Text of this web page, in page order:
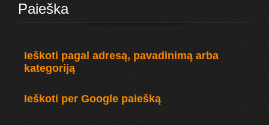
Paieška
Ieškoti pagal adresą, pavadinimą arba
kategoriją
Ieškoti per Google paiešką